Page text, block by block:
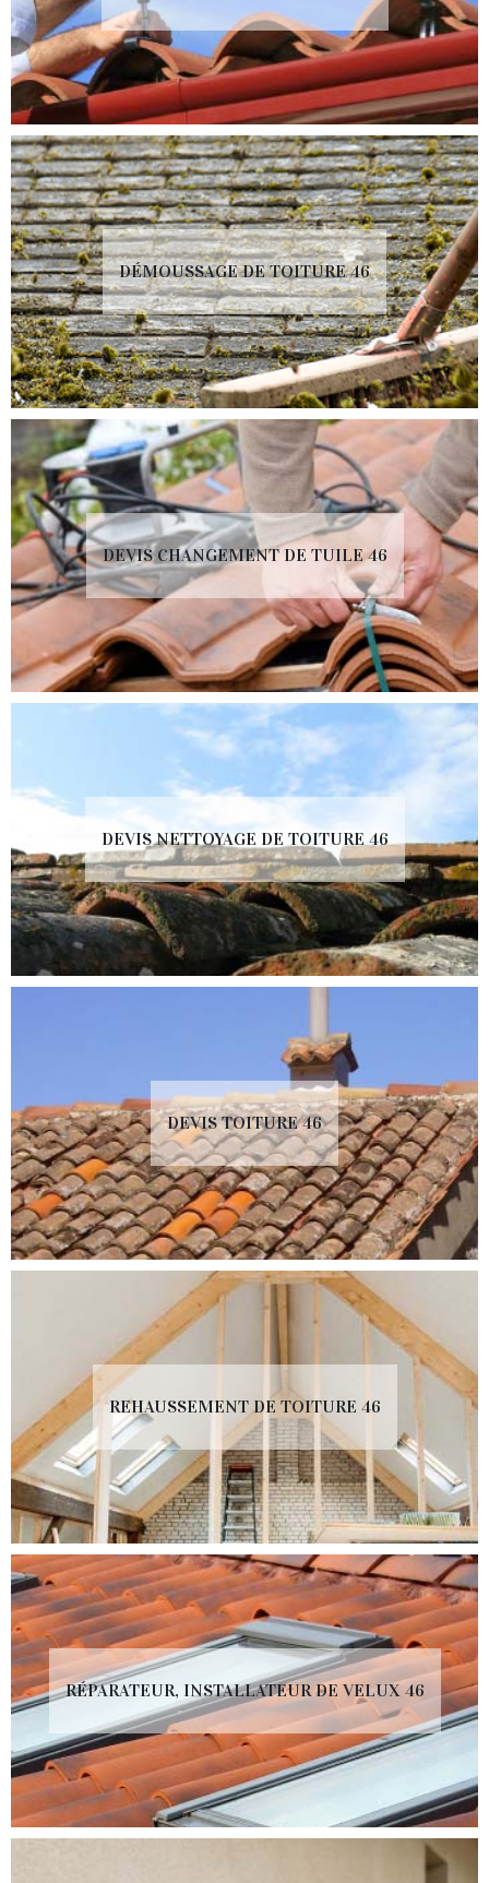
DÉMOUSSAGE DE TOITURE 46
DEVIS CHANGEMENT DE TUILE 46
DEVIS NETTOYAGE DE TOITURE 46
DEVIS TOITURE 46
REHAUSSEMENT DE TOITURE 46
RÉPARATEUR, INSTALLATEUR DE VELUX 46